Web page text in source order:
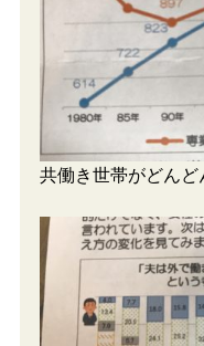
共働き世帯がどんど